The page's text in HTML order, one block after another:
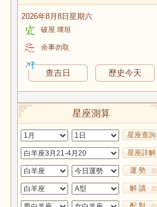
2026年8月8日星期六
破屋 壞垣
余事勿取
查吉日 歷史今天
星座測算
星座查詢
星座詳解
運 勢
解 讀